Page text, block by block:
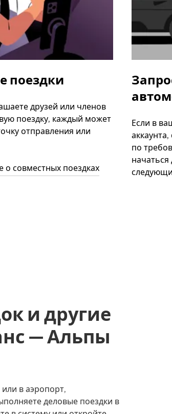
поездки
друзей или членов
поездку, каждый может
отправления или
о совместных поездках
Если в
по
начаться
и другие
— Альпы
в аэропорт,
деловые поездки в